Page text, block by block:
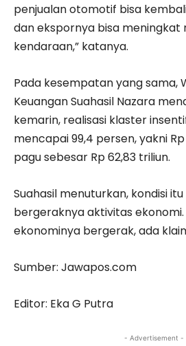
penjualan otomotif bisa
dan ekspornya bisa meningkat
kendaraan,” katanya.
Pada kesempatan yang sama,
Keuangan Suahasil Nazara
kemarin, realisasi klaster
mencapai 99,4 persen, yakni
pagu sebesar Rp 62,83 triliun.
Suahasil menuturkan, kondisi
bergeraknya aktivitas
ekonominya bergerak, ada
Sumber: Jawapos.com
Editor: Eka G Putra
- Advertisement -